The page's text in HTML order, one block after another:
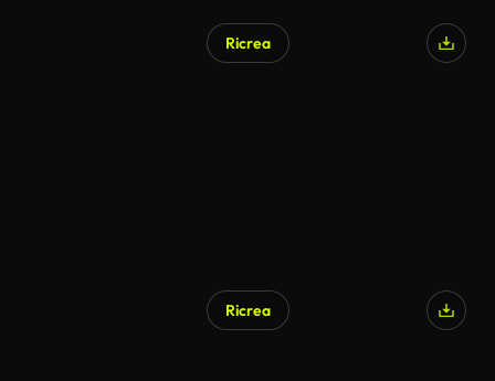
Ricrea
Ricrea